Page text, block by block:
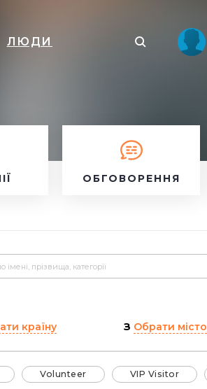
ЛЮДИ
ОБГОВОРЕННЯ
країну З Обрати місто
Volunteer VIP Visitor